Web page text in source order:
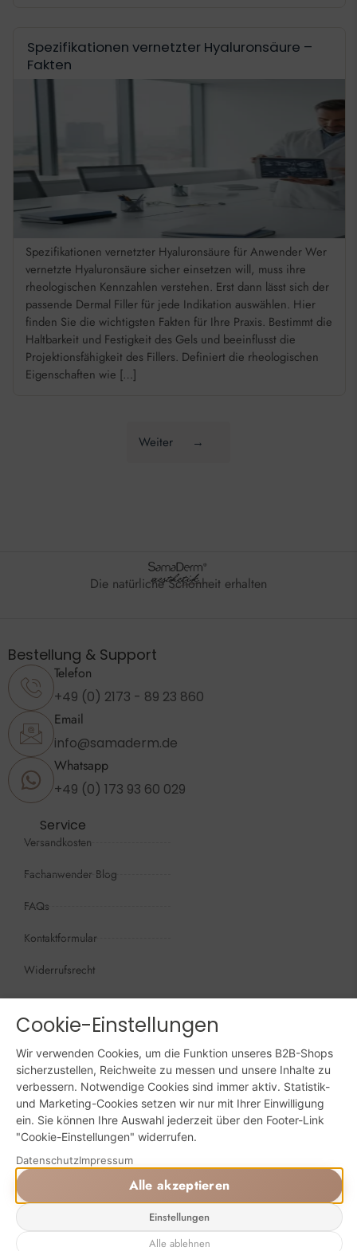
Spezifikationen vernetzter Hyaluronsäure –
Fakten
Spezifikationen vernetzter Hyaluronsäure für Anwender Wer
vernetzte Hyaluronsäure sicher einsetzen will, muss ihre
rheologischen Kennzahlen verstehen. Erst dann lässt sich der
passende Dermal Filler für jede Indikation auswählen. Hier
finden Sie die wichtigsten Fakten für Ihre Praxis. Bestimmt die
Haltbarkeit und Festigkeit des Gels und beeinflusst die
Projektionsfähigkeit des Fillers. Definiert die rheologischen
Eigenschaften wie […]
Weiter →
Die natürliche Schönheit erhalten
Bestellung & Support
Telefon
+49 (0) 2173 - 89 23 860
Email
info@samaderm.de
Whatsapp
+49 (0) 173 93 60 029
Service
Versandkosten
Fachanwender Blog
FAQs
Kontaktformular
Widerrufsrecht
Öffnungszeiten
Wir sind persönlich, für Sie da:
Fr: 09:00 - 15:00 Uhr
Sa + So: geschlossen
Online bestellen: 24/7
Powered by Digital Solutions NF
Cookie-Einstellungen
Wir verwenden Cookies, um die Funktion unseres B2B-Shops
sicherzustellen, Reichweite zu messen und unsere Inhalte zu
verbessern. Notwendige Cookies sind immer aktiv. Statistik-
und Marketing-Cookies setzen wir nur mit Ihrer Einwilligung
ein. Sie können Ihre Auswahl jederzeit über den Footer-Link
"Cookie-Einstellungen" widerrufen.
DatenschutzImpressum
Alle akzeptieren
Einstellungen
Alle ablehnen